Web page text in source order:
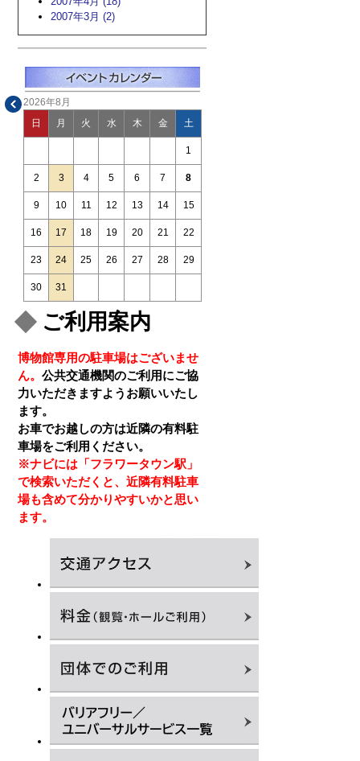
2007年3月 (2)
2026年8月
日 月 火 水 木 金 土
1
2 3 4 5 6 7 8
9 10 11 12 13 14 15
16 17 18 19 20 21 22
23 24 25 26 27 28 29
30 31
ご利用案内
博物館専用の駐車場はございませ
ん。 公共交通機関のご利用にご協
力いただきますようお願いいたし
ます。
お車でお越しの方は近隣の有料駐
車場をご利用ください。
※ナビには「フラワータウン駅」
で検索いただくと、近隣有料駐車
場も含めて分かりやすいかと思い
ます。